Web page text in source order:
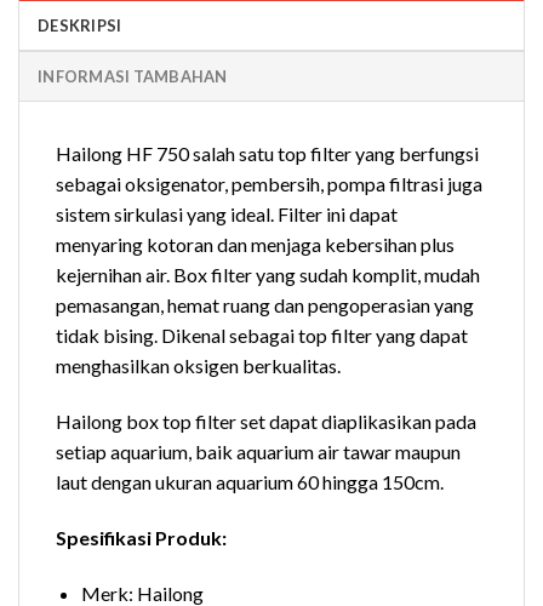
DESKRIPSI
INFORMASI TAMBAHAN
Hailong HF 750 salah satu top filter yang berfungsi
sebagai oksigenator, pembersih, pompa filtrasi juga
sistem sirkulasi yang ideal. Filter ini dapat
menyaring kotoran dan menjaga kebersihan plus
kejernihan air. Box filter yang sudah komplit, mudah
pemasangan, hemat ruang dan pengoperasian yang
tidak bising. Dikenal sebagai top filter yang dapat
menghasilkan oksigen berkualitas.
Hailong box top filter set dapat diaplikasikan pada
setiap aquarium, baik aquarium air tawar maupun
laut dengan ukuran aquarium 60 hingga 150cm.
Spesifikasi Produk:
Merk: Hailong